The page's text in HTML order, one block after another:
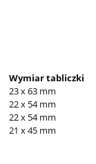
Wymiar tabliczki
23 x 63 mm
22 x 54 mm
22 x 54 mm
21 x 45 mm